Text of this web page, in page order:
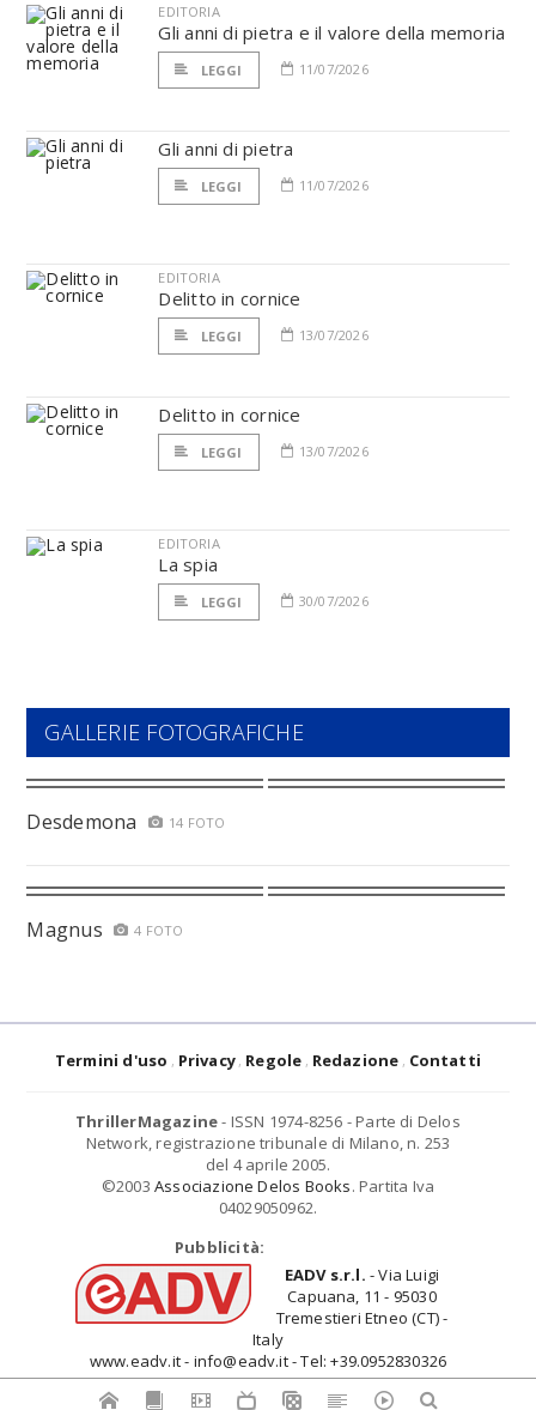
EDITORIA
Gli anni di pietra e il valore della memoria
LEGGI 11/07/2026
Gli anni di pietra
LEGGI 11/07/2026
EDITORIA
Delitto in cornice
LEGGI 13/07/2026
Delitto in cornice
LEGGI 13/07/2026
EDITORIA
La spia
LEGGI 30/07/2026
GALLERIE FOTOGRAFICHE
Desdemona 14 FOTO
Magnus 4 FOTO
Termini d'uso Privacy Regole Redazione Contatti
ThrillerMagazine- ISSN 1974-8256 - Parte di Delos
Network, registrazione tribunale di Milano, n. 253
del 4 aprile 2005.
©2003 Associazione Delos Books. Partita Iva
04029050962.
Pubblicità:
EADV s.r.l. - Via Luigi
Capuana, 11 - 95030
Tremestieri Etneo (CT) -
Italy
www.eadv.it - info@eadv.it - Tel: +39.0952830326